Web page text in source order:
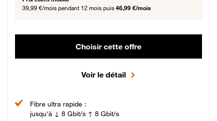
39,99 €/mois pendant 12 mois puis 46,99 €/mois
Choisir cette offre
Voir le détail
Fibre ultra rapide :
jusqu'à ↓ 8 Gbit/s ↑ 8 Gbit/s